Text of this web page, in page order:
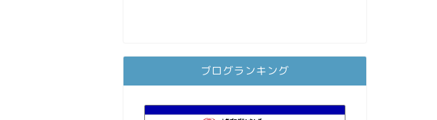
ブログランキング